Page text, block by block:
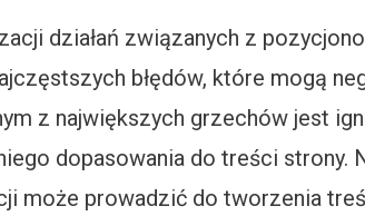
działań związanych z
błędów, które mogą
z największych grzechów jest
dopasowania do treści
może prowadzić do tworzenia